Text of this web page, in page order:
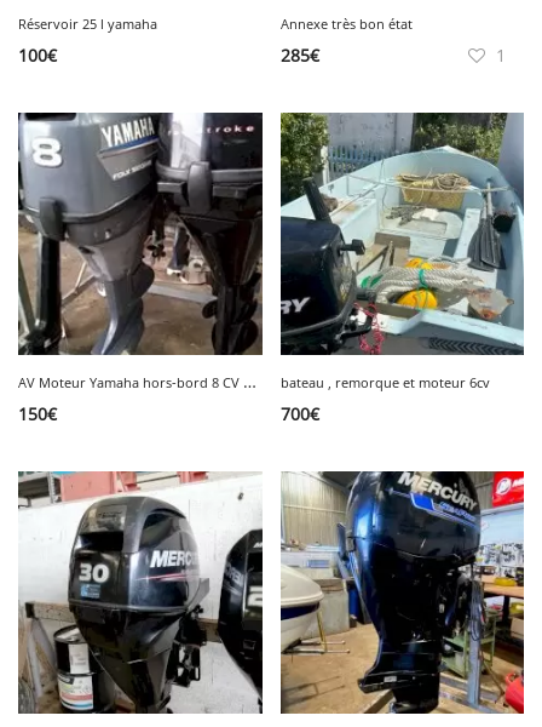
Réservoir 25 l yamaha
100€
Annexe très bon état
285€ 1
A
V Moteur Yamaha hors-bord 8 CV 4 temps
150€
bateau , remorque et moteur 6cv
700€